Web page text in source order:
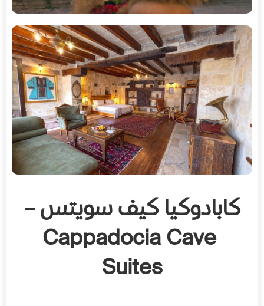
كابادوكيا كيف سويتس –
Cappadocia Cave
Suites